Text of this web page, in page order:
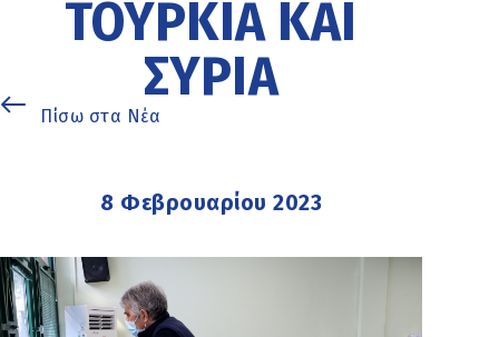
ΤΟΥΡΚΊΑ ΚΑΙ
ΣΥΡΊΑ
Πίσω στα Νέα
8 Φεβρουαρίου 2023